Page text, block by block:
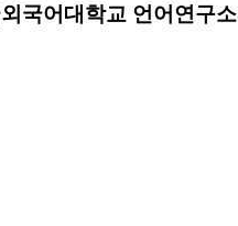
국어대학교 언어연구소